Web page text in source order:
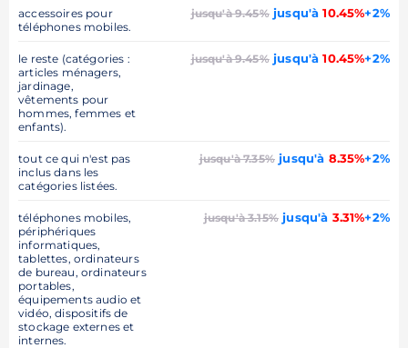
accessoires pour
téléphones mobiles.
jusqu'à 9.45% jusqu'à 10.45%+2%
le reste (catégories :
articles ménagers,
jardinage,
vêtements pour
hommes, femmes et
enfants).
jusqu'à 9.45% jusqu'à 10.45%+2%
tout ce qui n'est pas
inclus dans les
catégories listées.
jusqu'à 7.35% jusqu'à 8.35%+2%
téléphones mobiles,
périphériques
informatiques,
tablettes, ordinateurs
de bureau, ordinateurs
portables,
équipements audio et
vidéo, dispositifs de
stockage externes et
internes.
jusqu'à 3.15% jusqu'à 3.31%+2%